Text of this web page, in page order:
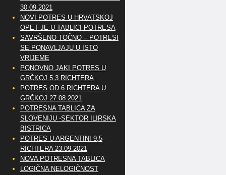
30.09.2021
NOVI POTRES U HRVATSKOJ
OPET JE U TABLICI POTRESA
SAVRŠENO TOČNO – POTRESI
SE PONAVLJAJU U ISTO
VRIJEME
PONOVNO JAKI POTRES U
GRČKOJ 5.3 RICHTERA
POTRES OD 6 RICHTERA U
GRČKOJ 27.08.2021
POTRESNA TABLICA ZA
SLOVENIJU -SEKTOR ILIRSKA
BISTRICA
POTRES U ARGENTINI 9,5
RICHTERA 23.09.2021
NOVA POTRESNA TABLICA
LOGIČNA NELOGIČNOST